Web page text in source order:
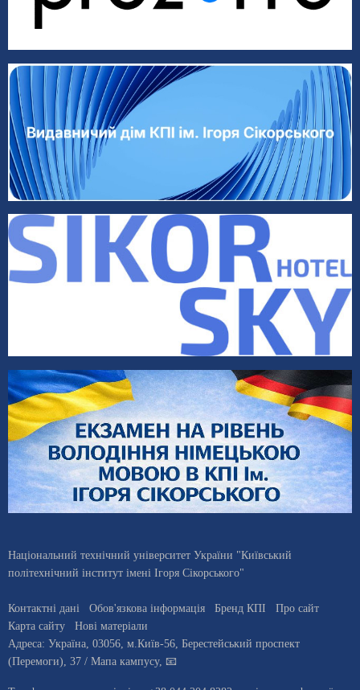
Національний технічний університет України "Київський
політехнічний інститут імені Ігоря Сікорського"
Контактні дані Обов'язкова інформація Бренд КПІ
Про сайт
Карта сайту
Нові матеріали
Адреса: Україна 03056 , м. Київ-56, Берестейський проспект
(Перемоги), 37 / Мапа кампусу, 📧